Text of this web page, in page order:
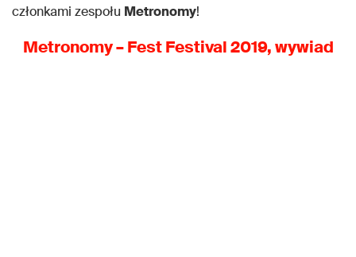
członkami zespołu Metronomy!
Metronomy – Fest Festival 2019, wywiad